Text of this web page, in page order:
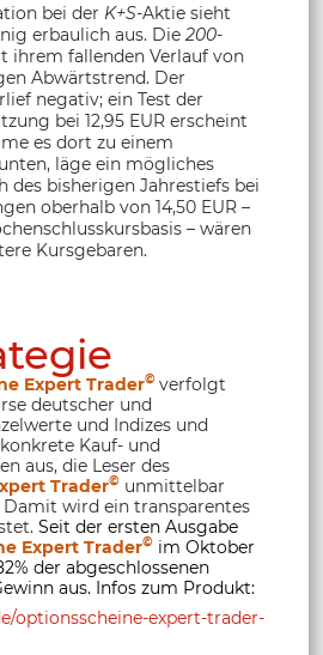
bei der K+S-Aktie sieht
erbaulich aus. Die 200-
ihrem fallenden Verlauf von
Abwärtstrend. Der
negativ; ein Test der
bei 12,95 EUR erscheint
es dort zu einem
läge ein mögliches
des bisherigen Jahrestiefs bei
oberhalb von 14,50 EUR –
– wären
Kursgebaren.
Expert Trader© verfolgt
deutscher und
und Indizes und
Kauf- und
aus, die Leser des
Trader© unmittelbar
Damit wird ein transparentes
Seit der ersten Ausgabe
Expert Trader© im Oktober
der abgeschlossenen
aus. Infos zum Produkt:
optionsscheine-expert-trader-